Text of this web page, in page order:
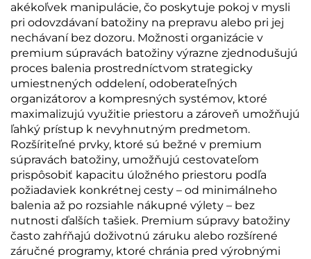
akékoľvek manipulácie, čo poskytuje pokoj v mysli
pri odovzdávaní batožiny na prepravu alebo pri jej
nechávaní bez dozoru. Možnosti organizácie v
premium súpravách batožiny výrazne zjednodušujú
proces balenia prostredníctvom strategicky
umiestnených oddelení, odoberateľných
organizátorov a kompresných systémov, ktoré
maximalizujú využitie priestoru a zároveň umožňujú
ľahký prístup k nevyhnutným predmetom.
Rozšíriteľné prvky, ktoré sú bežné v premium
súpravách batožiny, umožňujú cestovateľom
prispôsobiť kapacitu úložného priestoru podľa
požiadaviek konkrétnej cesty – od minimálneho
balenia až po rozsiahle nákupné výlety – bez
nutnosti ďalších tašiek. Premium súpravy batožiny
často zahŕňajú doživotnú záruku alebo rozšírené
záručné programy, ktoré chránia pred výrobnými